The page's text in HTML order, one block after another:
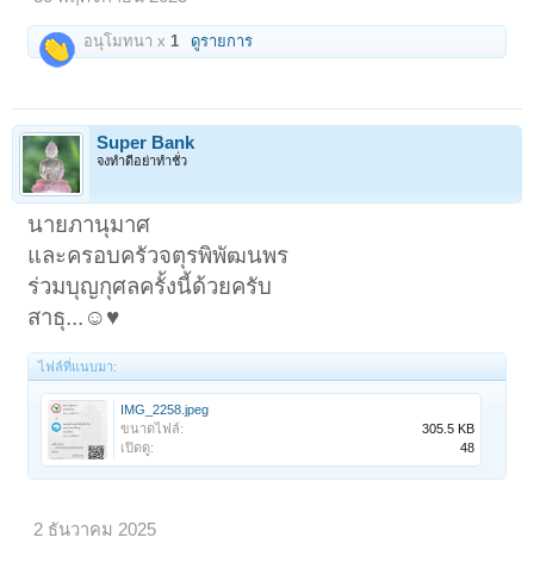
อนุโมทนา x1 ดูรายการ
Super Bank
จงทำดีอย่าทำชั่ว
นายภานุมาศ
และครอบครัวจตุรพิพัฒนพร
ร่วมบุญกุศลครั้งนี้ด้วยครับ
สาธุ...☺️♥️
ไฟล์ที่แนบมา:
IMG_2258.jpeg
ขนาดไฟล์:
305.5 KB
เปิดดู:
48
2 ธันวาคม 2025